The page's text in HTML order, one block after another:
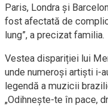
Paris, Londra și
fost afectată de
lung”, a precizat familia.
Vestea dispariției lui
unde numeroși artiști i-
legendă a muzicii
„Odihnește-te în pace,